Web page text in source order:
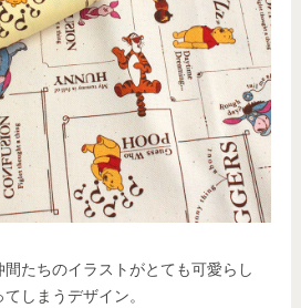
たちのイラストがとても可愛らし
しまうデザイン。